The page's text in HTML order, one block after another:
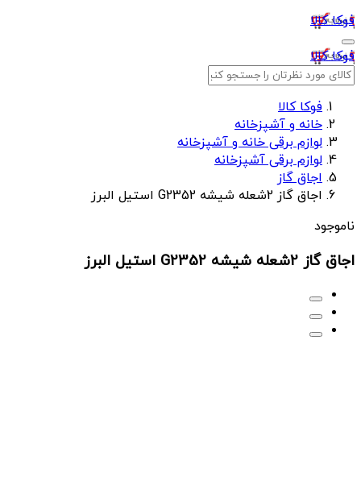
فوکا کالا
فوکا کالا
فوکا کالا
خانه و آشپزخانه
لوازم برقی خانه و آشپزخانه
لوازم برقی آشپزخانه
اجاق گاز
اجاق گاز 2شعله شیشه G2352 استیل البرز
ناموجود
اجاق گاز 2شعله شیشه G2352 استیل البرز